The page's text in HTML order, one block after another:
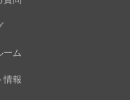
ーム
情報